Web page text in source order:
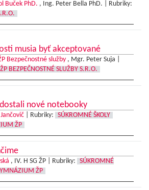
Buček PhD. , Ing. Peter Bella PhD. |
Rubriky:
musia byť akceptované
Bezpečnostné služby , Mgr. Peter Suja |
ŽP BEZPEČNOSTNÉ SLUŽBY S.R.O.
nové notebooky
Rubriky:
SÚKROMNÉ ŠKOLY
ŽP
, IV. H SG ŽP | Rubriky:
SÚKROMNÉ
ŽP